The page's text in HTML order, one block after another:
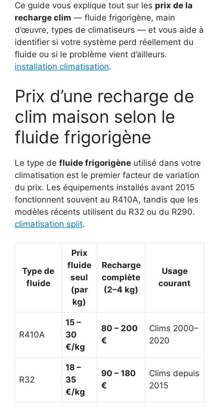
Ce guide vous explique tout sur les prix de la
recharge clim — fluide frigorigène, main
d’œuvre, types de climatiseurs — et vous aide à
identifier si votre système perd réellement du
fluide ou si le problème vient d’ailleurs.
installation climatisation.
Prix d’une recharge de
clim maison selon le
fluide frigorigène
Le type de fluide frigorigène utilisé dans votre
climatisation est le premier facteur de variation
du prix. Les équipements installés avant 2015
fonctionnent souvent au R410A, tandis que les
modèles récents utilisent du R32 ou du R290.
climatisation split.
Type de
fluide
Prix
fluide
seul
(par
kg)
Recharge
complète
(2–4 kg)
Usage
courant
R410A
15 –
30
€/kg
80 – 200
€
Clims 2000–
2020
R32
18 –
35
€/kg
90 – 180
€
Clims depuis
2015